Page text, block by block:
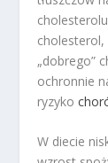
„dobrego”
ochronnie
ryzyko
W diecie